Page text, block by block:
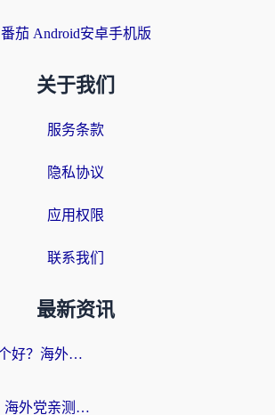
番茄 Android安卓手机版
关于我们
服务条款
隐私协议
应用权限
联系我们
最新资讯
雷神手游和sixfast哪个好？海外党亲测3款回国加速器，教你选对不踩坑
穿梭和快喵好用吗？海外党亲测：小众加速器对比+番茄加速器深度体验